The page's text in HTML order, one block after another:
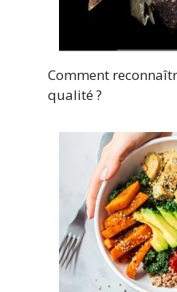
Comment
qualité ?